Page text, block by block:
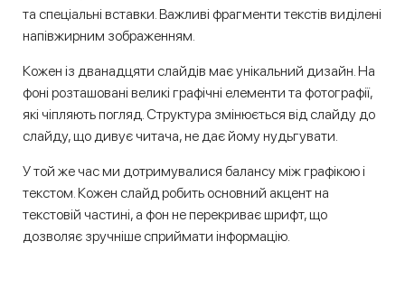
та спеціальні вставки. Важливі фрагменти текстів виділені
напівжирним зображенням.
Кожен із дванадцяти слайдів має унікальний дизайн. На
фоні розташовані великі графічні елементи та фотографії,
які чіпляють погляд. Структура змінюється від слайду до
слайду, що дивує читача, не дає йому нудьгувати.
У той же час ми дотримувалися балансу між графікою і
текстом. Кожен слайд робить основний акцент на
текстовій частині, а фон не перекриває шрифт, що
дозволяє зручніше сприймати інформацію.